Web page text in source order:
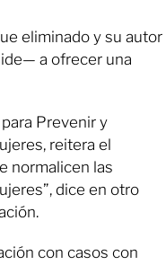
eliminado y su autor
a ofrecer una
Prevenir y
reitera el
normalicen las
dice en otro
con casos con